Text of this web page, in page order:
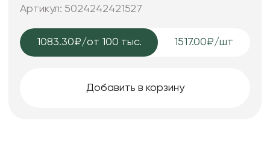
Артикул: 5024242421527
1083.30₽/от 100 тыс. 1517.00₽/шт
Добавить в корзину